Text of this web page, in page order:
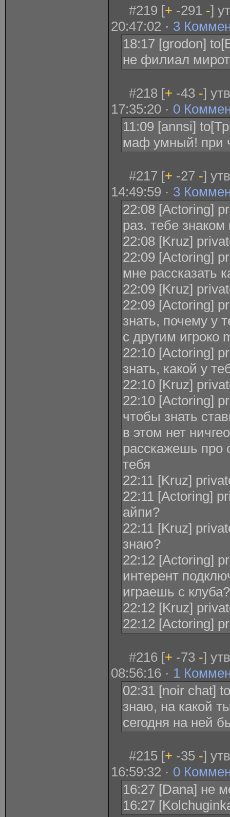
#219 [+ -291 -]
20:47:02 · 3
18:17 [grodon]
не филиал
#218 [+ -43 -]
17:35:20 · 0
11:09 [annsi]
маф умный! при
#217 [+ -27 -]
14:49:59 · 3
22:08 [Actoring]
раз. тебе
22:08 [Kruz]
22:09 [Actoring]
мне рассказать
22:09 [Kruz]
22:09 [Actoring]
знать, почему у
с другим игроко
22:10 [Actoring]
знать, какой у
22:10 [Kruz]
22:10 [Actoring]
чтобы знать
в этом нет
расскажешь про
тебя
22:11 [Kruz]
22:11 [Actoring]
айпи?
22:11 [Kruz]
знаю?
22:12 [Actoring]
интерент
играешь с клуба?
22:12 [Kruz]
22:12 [Actoring]
#216 [+ -73 -]
08:56:16 · 1
02:31 [noir chat]
знаю, на какой
сегодня на ней
#215 [+ -35 -]
16:59:32 · 0
16:27 [Dana] не
16:27